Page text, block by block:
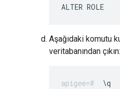
ALTER ROLE
Aşağıdaki komutu
veritabanından çıkın:
\q